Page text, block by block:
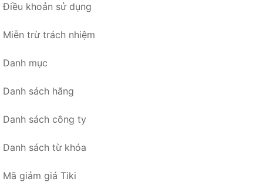
Điều khoản sử dụng
Miễn trừ trách nhiệm
Danh mục
Danh sách hãng
Danh sách công ty
Danh sách từ khóa
Mã giảm giá Tiki